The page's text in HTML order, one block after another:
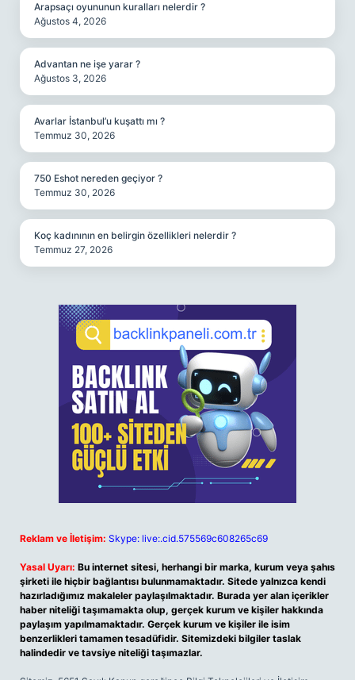
Arapsaçı oyununun kuralları nelerdir ?
Ağustos 4, 2026
Advantan ne işe yarar ?
Ağustos 3, 2026
Avarlar İstanbul’u kuşattı mı ?
Temmuz 30, 2026
750 Eshot nereden geçiyor ?
Temmuz 30, 2026
Koç kadınının en belirgin özellikleri nelerdir ?
Temmuz 27, 2026
Reklam ve İletişim: Skype: live:.cid.575569c608265c69
Yasal Uyarı: Bu internet sitesi, herhangi bir marka, kurum veya şahıs
şirketi ile hiçbir bağlantısı bulunmamaktadır. Sitede yalnızca kendi
hazırladığımız makaleler paylaşılmaktadır. Burada yer alan içerikler
haber niteliği taşımamakta olup, gerçek kurum ve kişiler hakkında
paylaşım yapılmamaktadır. Gerçek kurum ve kişiler ile isim
benzerlikleri tamamen tesadüfidir. Sitemizdeki bilgiler taslak
halindedir ve tavsiye niteliği taşımazlar.